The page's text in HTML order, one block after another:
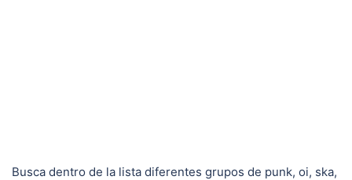
Busca dentro de la lista diferentes grupos de punk, oi, ska,